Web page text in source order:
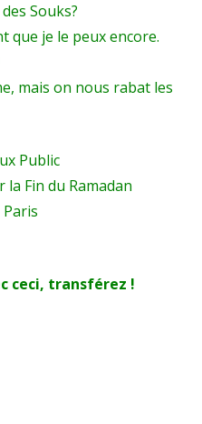
Souks?
que je le peux encore.
mais on nous rabat les
Public
Fin du Ramadan
ceci, transférez !